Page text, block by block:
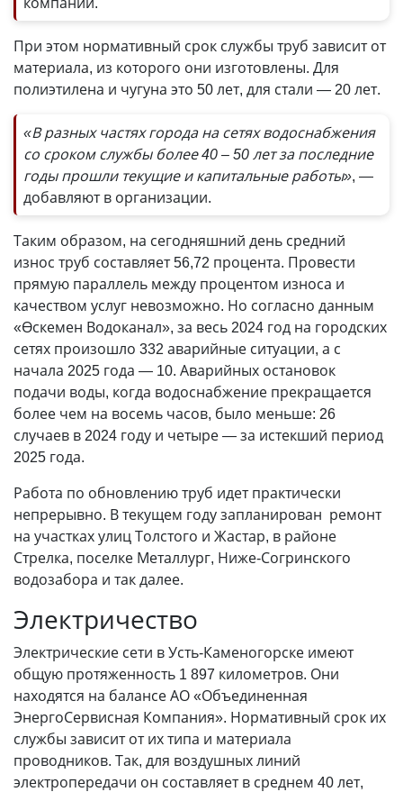
При этом нормативный срок службы труб зависит от
материала, из которого они изготовлены. Для
полиэтилена и чугуна это 50 лет, для стали — 20 лет.
«В разных частях города на сетях водоснабжения
со сроком службы более 40 – 50 лет за последние
годы прошли текущие и капитальные работы», —
добавляют в организации.
Таким образом, на сегодняшний день средний
износ труб составляет 56,72 процента. Провести
прямую параллель между процентом износа и
качеством услуг невозможно. Но согласно данным
«Өскемен Водоканал», за весь 2024 год на городских
сетях произошло 332 аварийные ситуации, а с
начала 2025 года — 10. Аварийных остановок
подачи воды, когда водоснабжение прекращается
более чем на восемь часов, было меньше: 26
случаев в 2024 году и четыре — за истекший период
2025 года.
Работа по обновлению труб идет практически
непрерывно. В текущем году запланирован ремонт
на участках улиц Толстого и Жастар, в районе
Стрелка, поселке Металлург, Ниже-Согринского
водозабора и так далее.
Электричество
Электрические сети в Усть-Каменогорске имеют
общую протяженность 1 897 километров. Они
находятся на балансе АО «Объединенная
ЭнергоСервисная Компания». Нормативный срок их
службы зависит от их типа и материала
проводников. Так, для воздушных линий
электропередачи он составляет в среднем 40 лет,